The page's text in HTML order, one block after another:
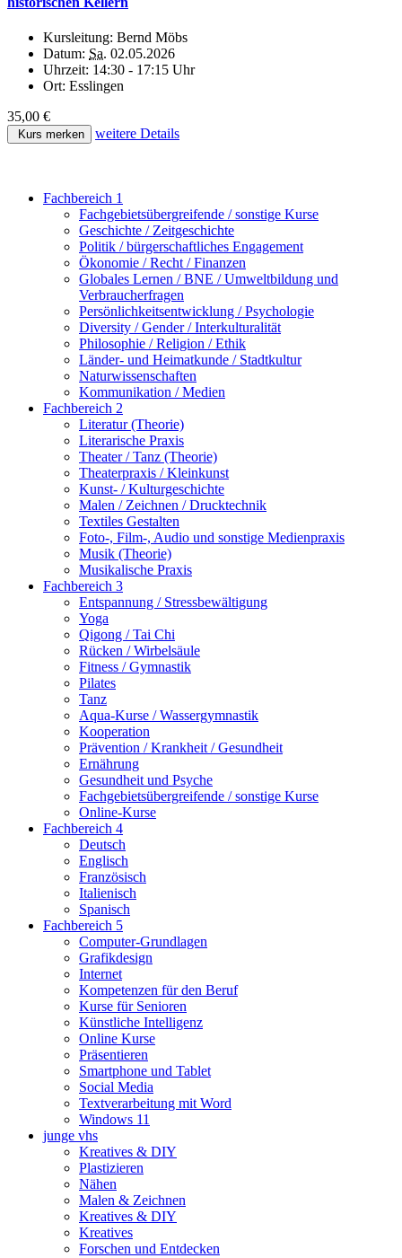
Kursleitung: Bernd Möbs
Datum: Sa. 02.05.2026
Uhrzeit: 14:30 - 17:15 Uhr
Ort: Esslingen
35,00 €
Kurs merken weitere Details
Fachbereich 1
Fachgebietsübergreifende / sonstige Kurse
Geschichte / Zeitgeschichte
Politik / bürgerschaftliches Engagement
Ökonomie / Recht / Finanzen
Globales Lernen / BNE / Umweltbildung und
Verbraucherfragen
Persönlichkeitsentwicklung / Psychologie
Diversity / Gender / Interkulturalität
Philosophie / Religion / Ethik
Länder- und Heimatkunde / Stadtkultur
Naturwissenschaften
Kommunikation / Medien
Fachbereich 2
Literatur (Theorie)
Literarische Praxis
Theater / Tanz (Theorie)
Theaterpraxis / Kleinkunst
Kunst- / Kulturgeschichte
Malen / Zeichnen / Drucktechnik
Textiles Gestalten
Foto-, Film-, Audio und sonstige Medienpraxis
Musik (Theorie)
Musikalische Praxis
Fachbereich 3
Entspannung / Stressbewältigung
Yoga
Qigong / Tai Chi
Rücken / Wirbelsäule
Fitness / Gymnastik
Pilates
Tanz
Aqua-Kurse / Wassergymnastik
Kooperation
Prävention / Krankheit / Gesundheit
Ernährung
Gesundheit und Psyche
Fachgebietsübergreifende / sonstige Kurse
Online-Kurse
Fachbereich 4
Deutsch
Englisch
Französisch
Italienisch
Spanisch
Fachbereich 5
Computer-Grundlagen
Grafikdesign
Internet
Kompetenzen für den Beruf
Kurse für Senioren
Künstliche Intelligenz
Online Kurse
Präsentieren
Smartphone und Tablet
Social Media
Textverarbeitung mit Word
Windows 11
junge vhs
Kreatives & DIY
Plastizieren
Nähen
Malen & Zeichnen
Kreatives & DIY
Kreatives
Forschen und Entdecken